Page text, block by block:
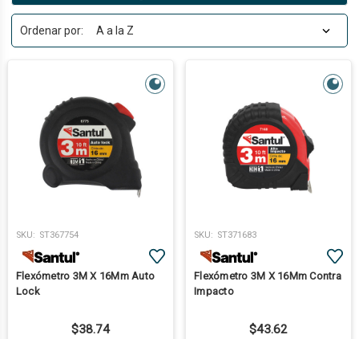
Ordenar por:
SKU: ST367754
Flexómetro 3M X 16Mm Auto
Lock
$38.74
SKU: ST371683
Flexómetro 3M X 16Mm Contra
Impacto
$43.62